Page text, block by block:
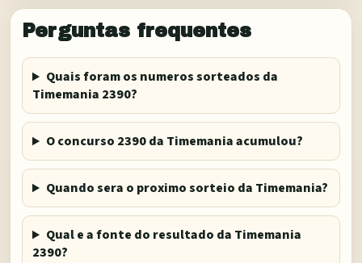
Perguntas frequentes
Quais foram os numeros sorteados da
Timemania 2390?
O concurso 2390 da Timemania acumulou?
Quando sera o proximo sorteio da Timemania?
Qual e a fonte do resultado da Timemania
2390?